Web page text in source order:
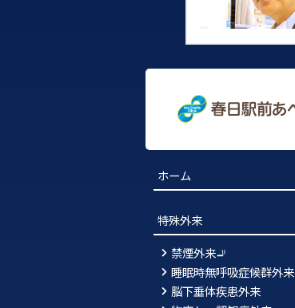
ホーム
特殊外来
禁煙外来🚬
睡眠時無呼吸症候群外来
脳下垂体疾患外来